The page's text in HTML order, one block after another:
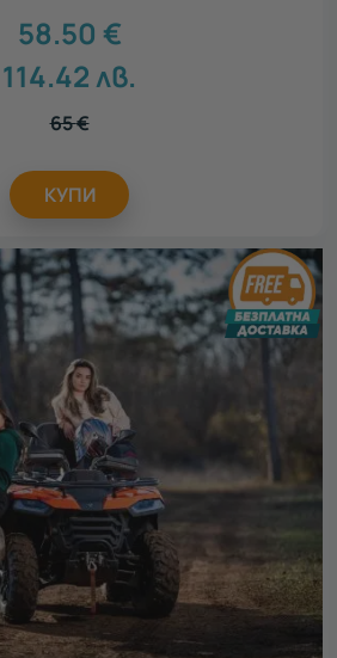
58.50 €
114.42лв.
65€
КУПИ